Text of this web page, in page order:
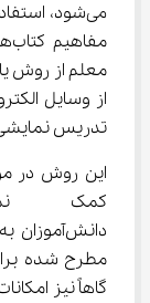
می‌شود،
از وسایل
تدریس
کمک
گاهاً نیز